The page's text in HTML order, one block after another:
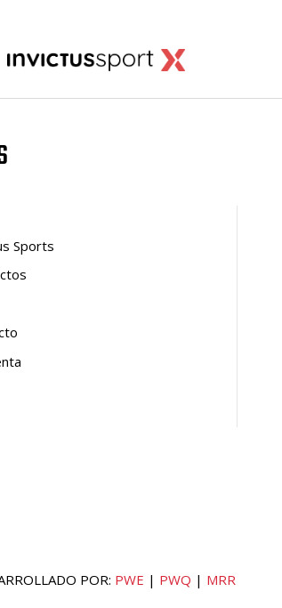
Sports
POR: PWE | PWQ | MRR